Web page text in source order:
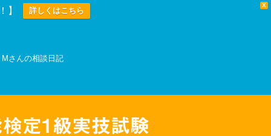
X
】 詳しくはこちら
Mさんの相談日記
定1級実技試験